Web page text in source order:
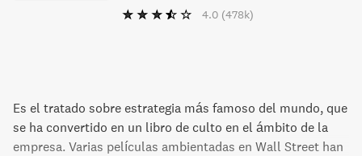
4.0 (478k)
Es el tratado sobre estrategia más famoso del mundo, que
se ha convertido en un libro de culto en el ámbito de la
empresa. Varias películas ambientadas en Wall Street han